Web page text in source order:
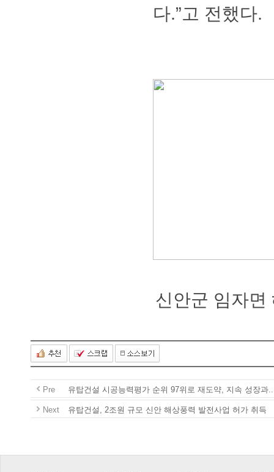
다.”고전했다.
신안군임자
Pre 유탑건설시공능력평가순위97위로재도약,지속성장과
Next 유탑건설,2조원규모신안해상풍력발전사업허가취득